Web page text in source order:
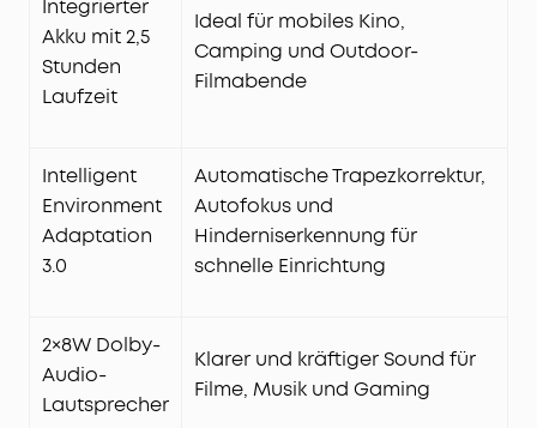
Integrierter
Akku mit 2,5
Stunden
Laufzeit
Ideal für mobiles Kino,
Camping und Outdoor-
Filmabende
Intelligent
Environment
Adaptation
3.0
Automatische Trapezkorrektur,
Autofokus und
Hinderniserkennung für
schnelle Einrichtung
2×8W Dolby-
Audio-
Lautsprecher
Klarer und kräftiger Sound für
Filme, Musik und Gaming